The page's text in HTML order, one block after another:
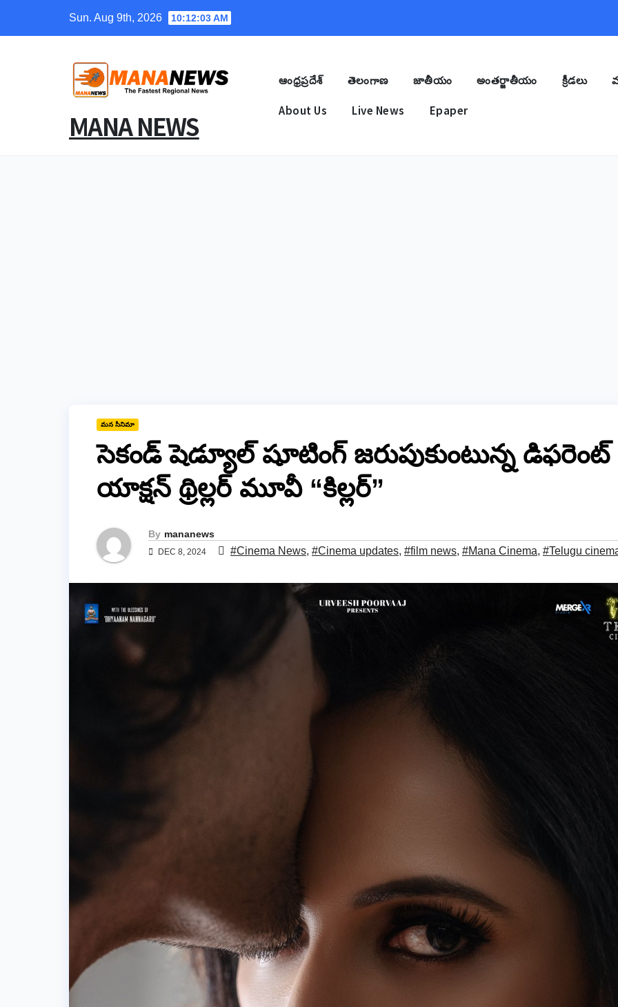
Sun. Aug 9th, 2026 10:12:04 AM
MANA NEWS
ఆంధ్రప్రదేశ్ తెలంగాణ జాతీయం అంతర్జాతీయం క్రీడలు
About Us Live News Epaper
మన సినిమా
సెకండ్ షెడ్యూల్ షూటింగ్ జరుపుకుంటున్న డిఫరెంట్
యాక్షన్ థ్రిల్లర్ మూవీ “కిల్లర్”
By mananews
DEC 8, 2024 #Cinema News, #Cinema updates, #film news, #Mana Cinema, #Telugu